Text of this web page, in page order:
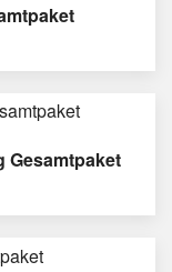
Gesamtpaket